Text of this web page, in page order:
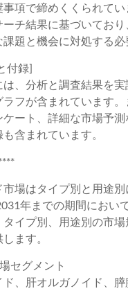
項で締めくくられて
チ結果に基づいてお
題と機会に対処する必
付録]
、分析と調査結果を
ラフが含まれています
ケート、詳細な市場予
含まれています。
場はタイプ別と用途別
年までの期間におい
タイプ別、用途別の市
ます。
セグメント
、肝オルガノイド、膵